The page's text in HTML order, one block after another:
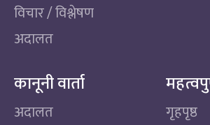
विचार / विश्लेषण
अदालत
कानूनी वार्ता
अदालत
गृहपृष्ठ